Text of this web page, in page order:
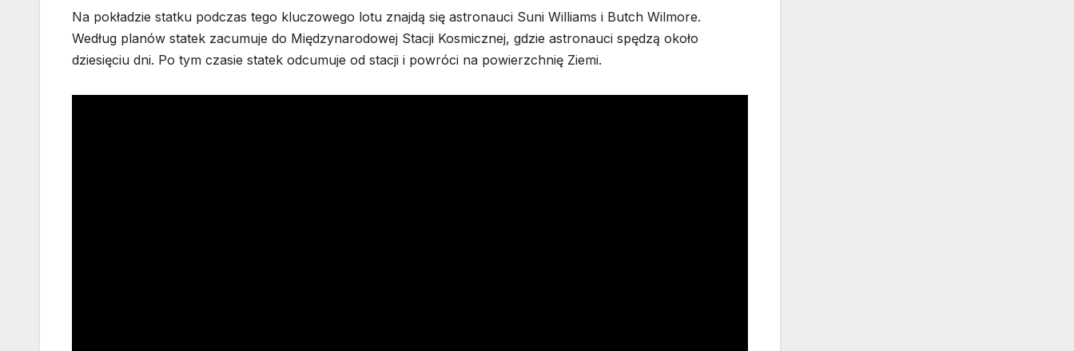
Na pokładzie statku podczas tego kluczowego lotu znajdą się astronauci Suni Williams i Butch Wilmore.
Według planów statek zacumuje do Międzynarodowej Stacji Kosmicznej, gdzie astronauci spędzą około
dziesięciu dni. Po tym czasie statek odcumuje od stacji i powróci na powierzchnię Ziemi.